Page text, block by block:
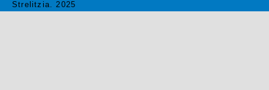
Strelitzia. 2025